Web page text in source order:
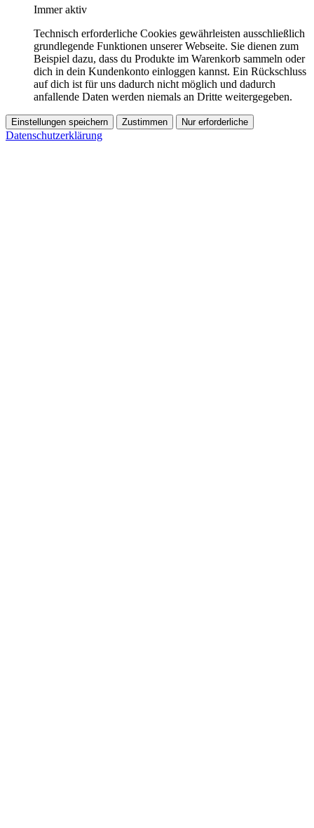
Immer aktiv
Technisch erforderliche Cookies gewährleisten ausschließlich
grundlegende Funktionen unserer Webseite. Sie dienen zum
Beispiel dazu, dass du Produkte im Warenkorb sammeln oder
dich in dein Kundenkonto einloggen kannst. Ein Rückschluss
auf dich ist für uns dadurch nicht möglich und dadurch
anfallende Daten werden niemals an Dritte weitergegeben.
Einstellungen speichern Zustimmen Nur erforderliche
Datenschutzerklärung